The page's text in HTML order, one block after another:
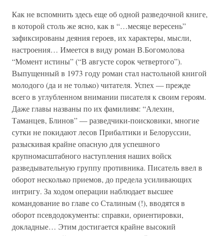
Как не вспомнить здесь еще об одной разведочной книге,
в которой столь же ясно, как в “…месяце вересень”
зафиксированы деяния героев, их характеры, мысли,
настроения… Имеется в виду роман В.Богомолова
“Момент истины” (“В августе сорок четвертого”).
Выпущенный в 1973 году роман стал настольной книгой
молодого (да и не только) читателя. Успех — прежде
всего в углубленном внимании писателя к своим героям.
Даже главы названы по их фамилиям: “Алехин,
Таманцев, Блинов” — разведчики-поисковики, многие
сутки не покидают лесов Прибалтики и Белоруссии,
разыскивая крайне опасную для успешного
крупномасштабного наступления наших войск
разведывательную группу противника. Писатель ввел в
оборот несколько приемов, до предела усиливающих
интригу. За ходом операции наблюдает высшее
командование во главе со Сталиным (!), вводятся в
оборот псевдодокументы: справки, ориентировки,
докладные… Этим достигается крайне высокий